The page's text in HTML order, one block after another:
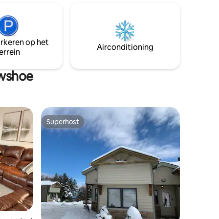
op het
Airconditioning
Superhost
Superhost